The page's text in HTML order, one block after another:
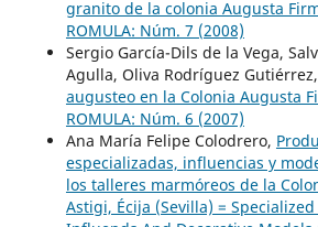
granito de la colonia Augusta
ROMULA: Núm. 7 (2008)
Sergio García-Dils de la Vega,
Agulla, Oliva Rodríguez Gutiérrez,
augusteo en la Colonia Augusta
ROMULA: Núm. 6 (2007)
Ana María Felipe Colodrero,
especializadas, influencias y
los talleres marmóreos de la
Astigi, Écija (Sevilla) =